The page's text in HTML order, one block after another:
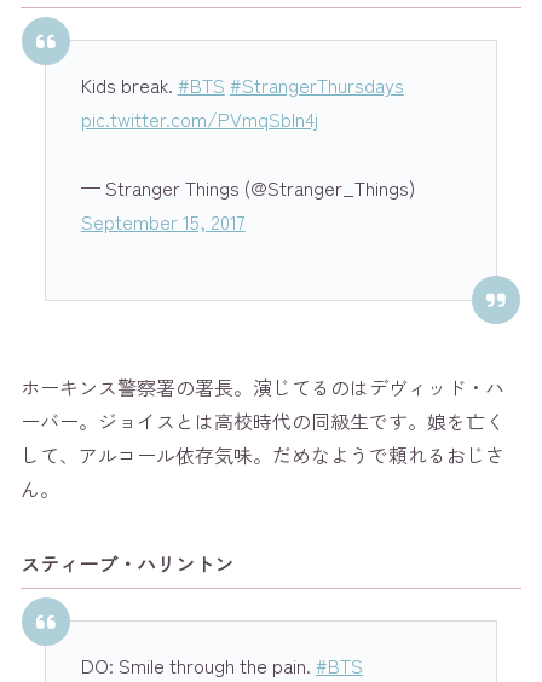
Kids break. #BTS #StrangerThursdays
pic.twitter.com/PVmqSbIn4j
— Stranger Things (@Stranger_Things)
September 15, 2017
ホーキンス警察署の署長。演じてるのはデヴィッド・ハ
ーバー。ジョイスとは高校時代の同級生です。娘を亡く
して、アルコール依存気味。だめなようで頼れるおじさ
ん。
スティーブ・ハリントン
DO: Smile through the pain. #BTS